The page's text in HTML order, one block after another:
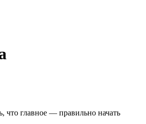
что главное — правильно начать